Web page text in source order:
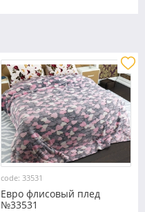
code: 33531
Евро флисовый плед
№33531